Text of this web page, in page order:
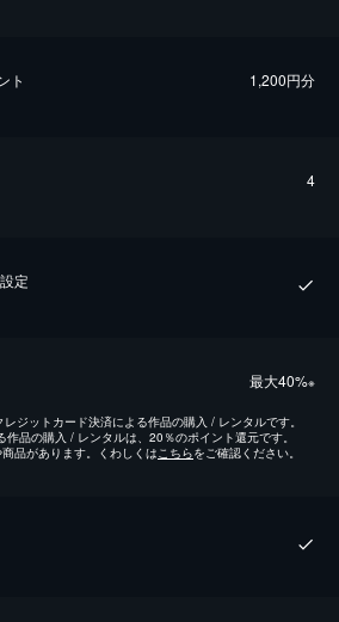
ト 1,200円分
4
定
最⼤40%※
ジットカード決済による作品の購入 / レンタルです。
品の購入 / レンタルは、20％のポイント還元です。
品があります。くわしくは こちらをご確認ください。